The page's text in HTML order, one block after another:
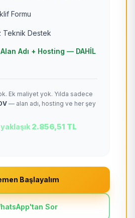
Formu
Teknik Destek
Adı + Hosting — DAHİL
Ek maliyet yok. Yılda sadece
— alan adı, hosting ve her şey
2.856,51 TL
Başlayalım
Sor